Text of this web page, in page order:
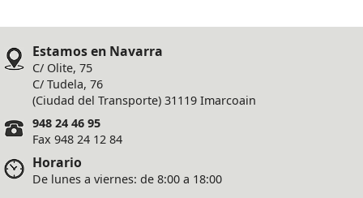
Estamos en Navarra
C/ Olite, 75
C/ Tudela, 76
(Ciudad del Transporte) 31119 Imarcoain
948 24 46 95
Fax 948 24 12 84
Horario
De lunes a viernes: de 8:00 a 18:00